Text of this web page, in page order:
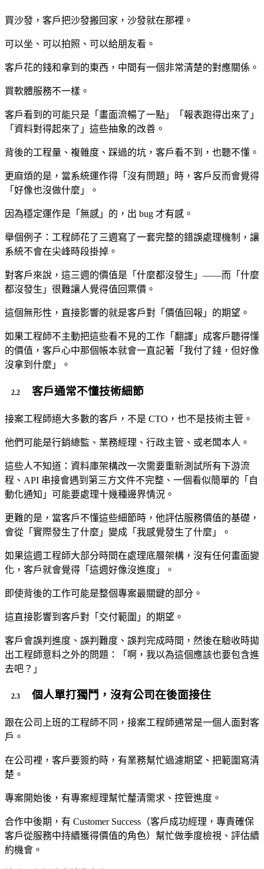
買沙發，客戶把沙發搬回家，沙發就在那裡。
可以坐、可以拍照、可以給朋友看。
客戶花的錢和拿到的東西，中間有一個非常清楚的對應關係。
買軟體服務不一樣。
客戶看到的可能只是「畫面流暢了一點」「報表跑得出來了」
「資料對得起來了」這些抽象的改善。
背後的工程量、複雜度、踩過的坑，客戶看不到，也聽不懂。
更麻煩的是，當系統運作得「沒有問題」時，客戶反而會覺得
「好像也沒做什麼」。
因為穩定運作是「無感」的，出 bug 才有感。
舉個例子：工程師花了三週寫了一套完整的錯誤處理機制，讓
系統不會在尖峰時段掛掉。
對客戶來說，這三週的價值是「什麼都沒發生」——而「什麼
都沒發生」很難讓人覺得值回票價。
這個無形性，直接影響的就是客戶對「價值回報」的期望。
如果工程師不主動把這些看不見的工作「翻譯」成客戶聽得懂
的價值，客戶心中那個帳本就會一直記著「我付了錢，但好像
沒拿到什麼」。
客戶通常不懂技術細節
接案工程師絕大多數的客戶，不是 CTO，也不是技術主管。
他們可能是行銷總監、業務經理、行政主管、或老闆本人。
這些人不知道：資料庫架構改一次需要重新測試所有下游流
程、API 串接會遇到第三方文件不完整、一個看似簡單的「自
動化通知」可能要處理十幾種邊界情況。
更難的是，當客戶不懂這些細節時，他評估服務價值的基礎，
會從「實際發生了什麼」變成「我感覺發生了什麼」。
如果這週工程師大部分時間在處理底層架構，沒有任何畫面變
化，客戶就會覺得「這週好像沒進度」。
即使背後的工作可能是整個專案最關鍵的部分。
這直接影響到客戶對「交付範圍」的期望。
客戶會誤判進度、誤判難度、誤判完成時間，然後在驗收時拋
出工程師意料之外的問題：「啊，我以為這個應該也要包含進
去吧？」
個人單打獨鬥，沒有公司在後面接住
跟在公司上班的工程師不同，接案工程師通常是一個人面對客
戶。
在公司裡，客戶要簽約時，有業務幫忙過濾期望、把範圍寫清
楚。
專案開始後，有專案經理幫忙釐清需求、控管進度。
合作中後期，有 Customer Success（客戶成功經理，專責確保
客戶從服務中持續獲得價值的角色）幫忙做季度檢視、評估續
約機會。